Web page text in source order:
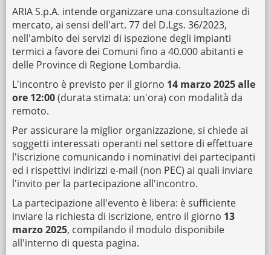
ARIA S.p.A. intende organizzare una consultazione di
mercato, ai sensi dell'art. 77 del D.Lgs. 36/2023,
nell'ambito dei servizi di ispezione degli impianti
termici a favore dei Comuni fino a 40.000 abitanti e
delle Province di Regione Lombardia.
L'incontro è previsto per il giorno 14 marzo 2025 alle
ore 12:00(durata stimata: un'ora) con modalità da
remoto.
Per assicurare la miglior organizzazione, si chiede ai
soggetti interessati operanti nel settore di effettuare
l'iscrizione comunicando i nominativi dei partecipanti
ed i rispettivi indirizzi e-mail (non PEC) ai quali inviare
l'invito per la partecipazione all'incontro.
La partecipazione all'evento è libera: è sufficiente
inviare la richiesta di iscrizione, entro il giorno 13
marzo 2025, compilando il modulo disponibile
all'interno di questa pagina.